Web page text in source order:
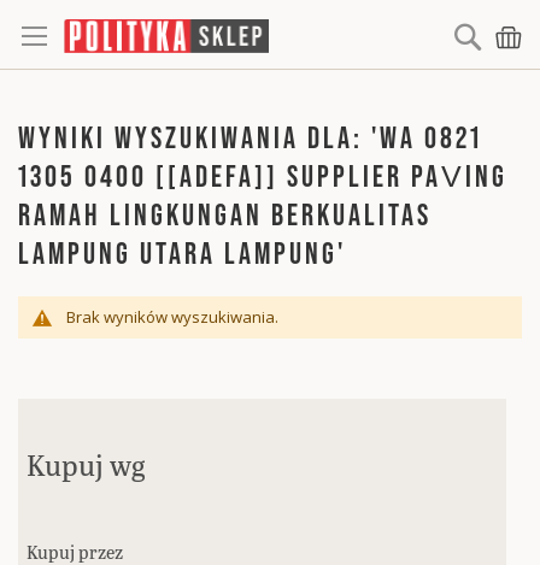
Search
WYNIKI WYSZUKIWANIA DLA: 'WA 0821
1305 0400 [[ADEFA]] SUPPLIER PAVING
RAMAH LINGKUNGAN BERKUALITAS
LAMPUNG UTARA LAMPUNG'
Brak wyników wyszukiwania.
Kupuj wg
Kupuj przez